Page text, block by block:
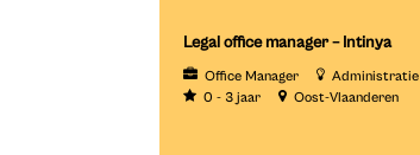
Legal office manager – Intinya
Office Manager
Administratie
0 - 3 jaar
Oost-Vlaanderen